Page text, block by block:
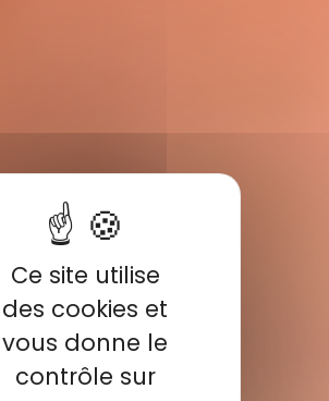
Ce site utilise
des cookies et
vous donne le
contrôle sur